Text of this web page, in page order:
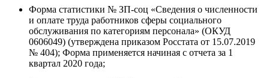
Форма статистики № ЗП-соц «Сведения о численности
и оплате труда работников сферы социального
обслуживания по категориям персонала» (ОКУД
0606049) (утверждена приказом Росстата от 15.07.2019
№ 404); Форма применяется начиная с отчета за 1
квартал 2020 года;